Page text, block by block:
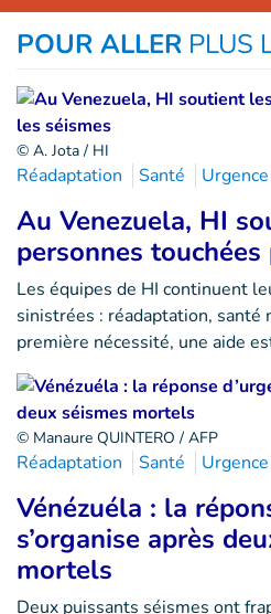
POUR ALLER PLUS
© A. Jota / HI
Réadaptation Santé Urgence
Au Venezuela, HI
personnes
Les équipes de HI continuent
sinistrées : réadaptation,
première nécessité, une aide
© Manaure QUINTERO / AFP
Réadaptation Santé Urgence
Vénézuéla : la
s’organise après
mortels
Deux puissants séismes ont